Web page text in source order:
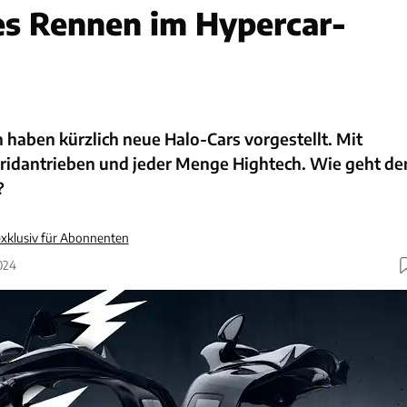
Rennen im Hypercar-
haben kürzlich neue Halo-Cars vorgestellt. Mit
und jeder Menge Hightech. Wie geht
für Abonnenten